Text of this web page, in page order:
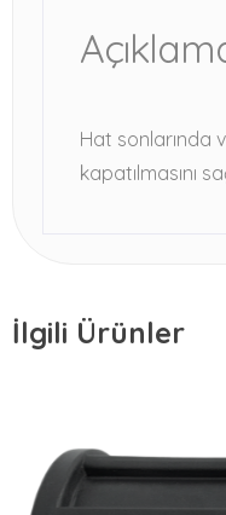
Hat sonlarında
kapatılmasını
İlgili Ürünler